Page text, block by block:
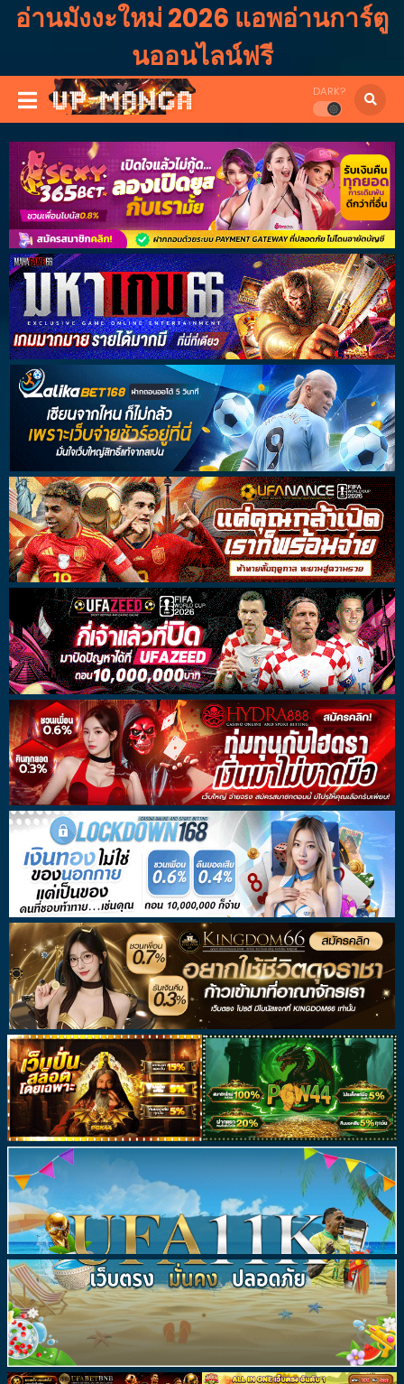
อ่านมังงะใหม่ 2026 แอพอ่านการ์ตู
นออนไลน์ฟรี
DARK?